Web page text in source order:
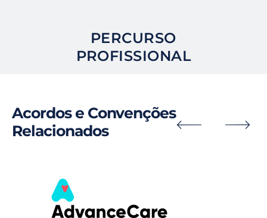
PERCURSO
PROFISSIONAL
Acordos e Convenções
Relacionados